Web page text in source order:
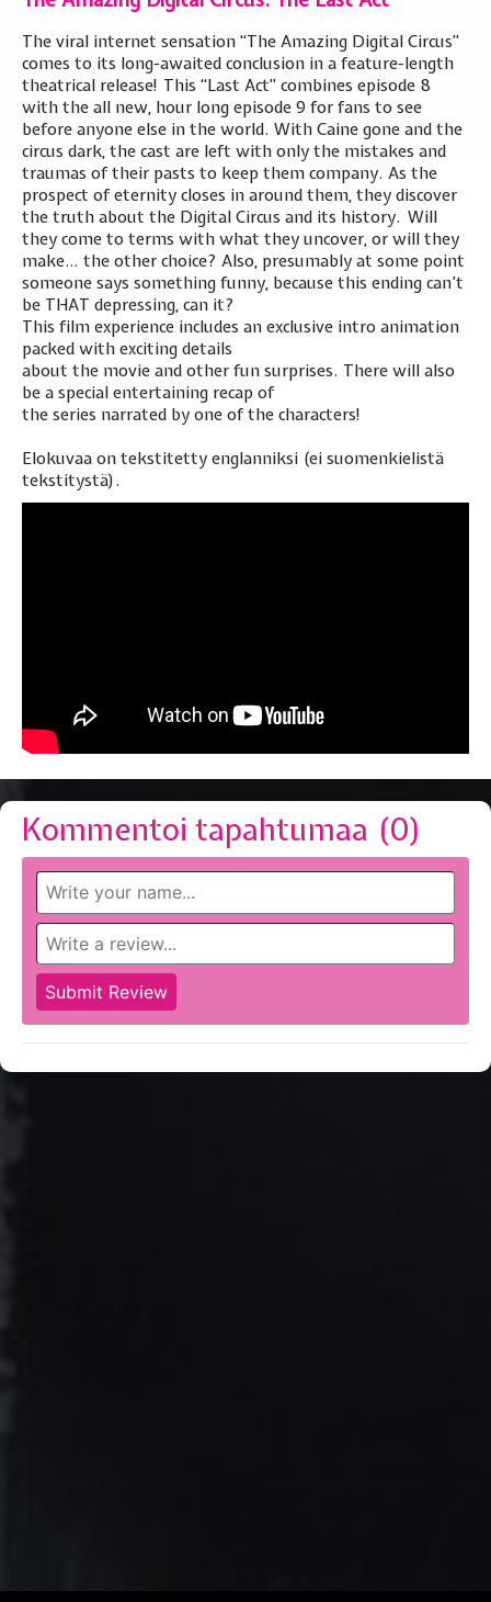
The viral internet sensation “The Amazing Digital Circus”
comes to its long-awaited conclusion in a feature-length
theatrical release! This “Last Act” combines episode 8
with the all new, hour long episode 9 for fans to see
before anyone else in the world. With Caine gone and the
circus dark, the cast are left with only the mistakes and
traumas of their pasts to keep them company. As the
prospect of eternity closes in around them, they discover
the truth about the Digital Circus and its history. Will
they come to terms with what they uncover, or will they
make… the other choice? Also, presumably at some point
someone says something funny, because this ending can’t
be THAT depressing, can it?
This film experience includes an exclusive intro animation
packed with exciting details
about the movie and other fun surprises. There will also
be a special entertaining recap of
the series narrated by one of the characters!
Elokuvaa on tekstitetty englanniksi (ei suomenkielistä
tekstitystä).
Kommentoi tapahtumaa (0)